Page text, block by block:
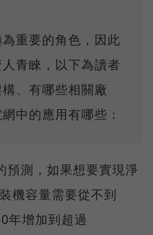
重要的角色，因此
青睞，以下為讀者
、有哪些相關廠
中的應用有哪些：
預測，如果想要實現淨
機容量需要從不到
年增加到超過